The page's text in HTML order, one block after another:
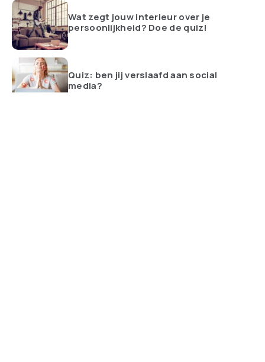
Wat zegt jouw interieur over je
persoonlijkheid? Doe de quiz!
Quiz: ben jij verslaafd aan social
media?